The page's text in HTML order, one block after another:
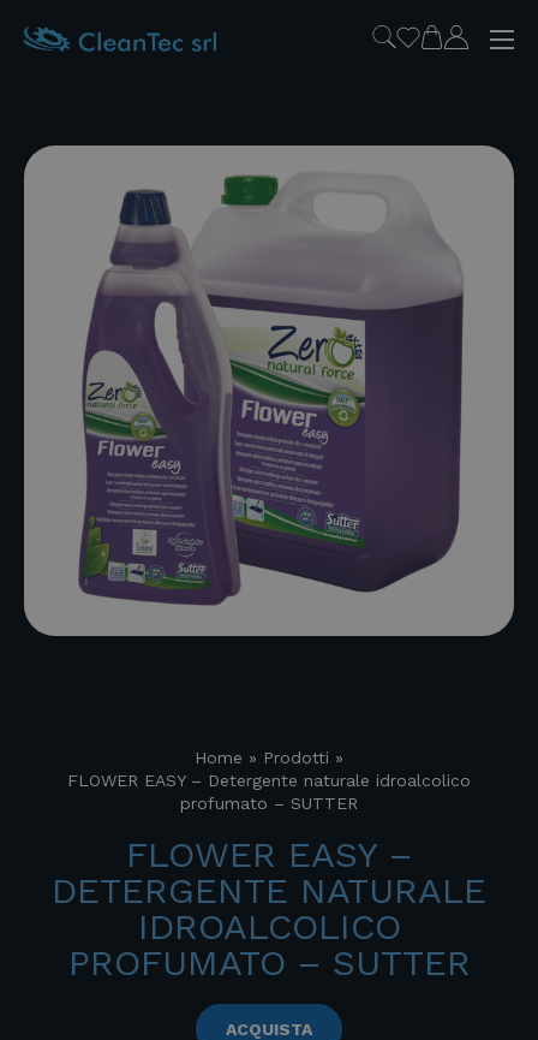
Home » Prodotti »
FLOWER EASY – Detergente naturale idroalcolico
profumato – SUTTER
FLOWER EASY –
DETERGENTE NATURALE
IDROALCOLICO
PROFUMATO – SUTTER
ACQUISTA